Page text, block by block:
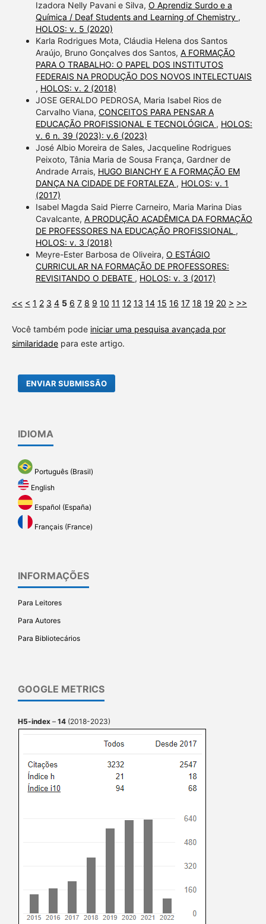
Izadora Nelly Pavani e Silva, O Aprendiz Surdo e a
Química / Deaf Students and Learning of Chemistry ,
HOLOS: v. 5 (2020)
Karla Rodrigues Mota, Cláudia Helena dos Santos
Araújo, Bruno Gonçalves dos Santos, A FORMAÇÃO
PARA O TRABALHO: O PAPEL DOS INSTITUTOS
FEDERAIS NA PRODUÇÃO DOS NOVOS INTELECTUAIS
, HOLOS: v. 2 (2018)
JOSE GERALDO PEDROSA, Maria Isabel Rios de
Carvalho Viana, CONCEITOS PARA PENSAR A
EDUCAÇÃO PROFISSIONAL E TECNOLÓGICA , HOLOS:
v. 6 n. 39 (2023): v.6 (2023)
José Albio Moreira de Sales, Jacqueline Rodrigues
Peixoto, Tânia Maria de Sousa França, Gardner de
Andrade Arrais, HUGO BIANCHY E A FORMAÇÃO EM
DANÇA NA CIDADE DE FORTALEZA , HOLOS: v. 1
(2017)
Isabel Magda Said Pierre Carneiro, Maria Marina Dias
Cavalcante, A PRODUÇÃO ACADÊMICA DA FORMAÇÃO
DE PROFESSORES NA EDUCAÇÃO PROFISSIONAL ,
HOLOS: v. 3 (2018)
Meyre-Ester Barbosa de Oliveira, O ESTÁGIO
CURRICULAR NA FORMAÇÃO DE PROFESSORES:
REVISITANDO O DEBATE , HOLOS: v. 3 (2017)
<< < 1 2 3 4 5 6 7 8 9 10 11 12 13 14 15 16 17 18 19 20 > >>
Você também pode iniciar uma pesquisa avançada por
similaridadepara este artigo.
ENVIAR SUBMISSÃO
IDIOMA
Português (Brasil)
English
Español (España)
Français (France)
INFORMAÇÕES
Para Leitores
Para Autores
Para Bibliotecários
GOOGLE METRICS
H5-index – 14 (2018-2023)